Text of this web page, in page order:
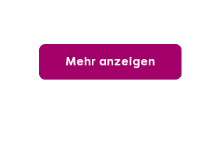
Online Sushi Kochkurs: Alles rund um die
perfekte Maki-Rolle!Mehr anzeigen